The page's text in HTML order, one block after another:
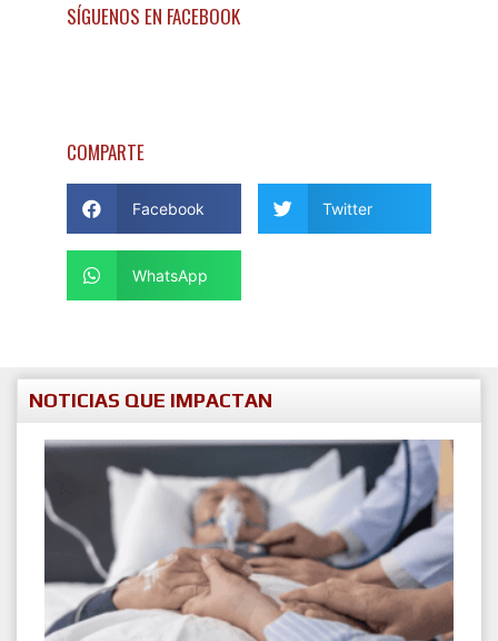
SÍGUENOS EN FACEBOOK
COMPARTE
Facebook Twitter
WhatsApp
NOTICIAS QUE IMPACTAN